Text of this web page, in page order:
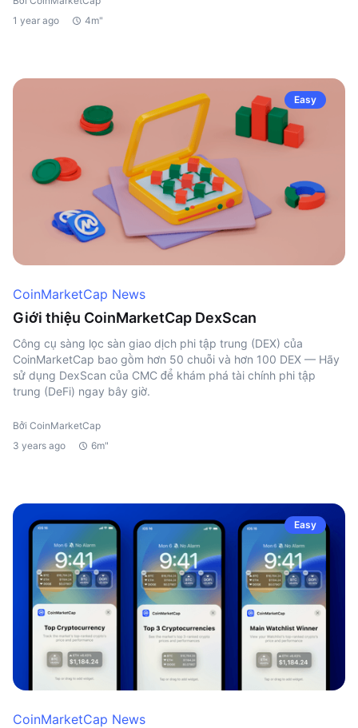
1 year ago
4m"
Easy
CoinMarketCap News
Giới thiệu CoinMarketCap DexScan
Công cụ sàng lọc sàn giao dịch phi tập trung (DEX) của
CoinMarketCap bao gồm hơn 50 chuỗi và hơn 100 DEX — Hãy
sử dụng DexScan của CMC để khám phá tài chính phi tập
trung (DeFi) ngay bây giờ.
Bởi CoinMarketCap
3 years ago
6m"
Easy
CoinMarketCap News